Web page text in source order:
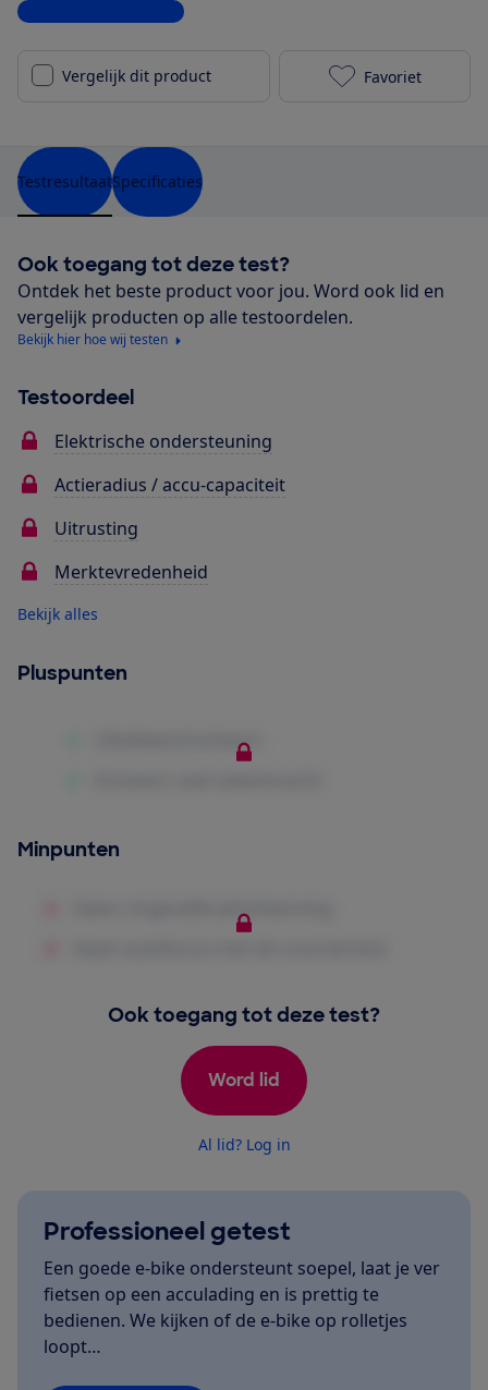
Bekijk alle specificaties
Vergelijk dit product Stella
Favoriet
TestresultaatSpecificaties
Ook toegang tot deze test?
Ontdek het beste product voor jou. Word ook lid en
vergelijk producten op alle testoordelen.
Bekijk hier hoe wij testen
Testoordeel
Elektrische ondersteuning
Actieradius / accu-capaciteit
Uitrusting
Merktevredenheid
Bekijk alles
Pluspunten
Minpunten
Ook toegang tot deze test?
Word lid
Al lid? Log in
Professioneel getest
Een goede e-bike ondersteunt soepel, laat je ver
fietsen op een acculading en is prettig te
bedienen. We kijken of de e-bike op rolletjes
loopt…